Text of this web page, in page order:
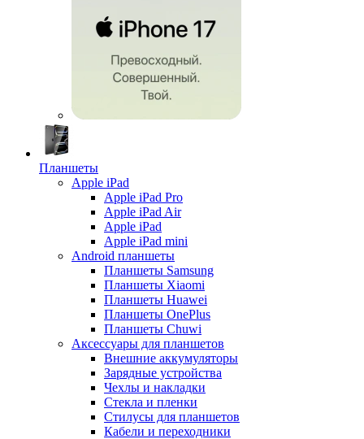
Планшеты
Apple iPad
Apple iPad Pro
Apple iPad Air
Apple iPad
Apple iPad mini
Android планшеты
Планшеты Samsung
Планшеты Xiaomi
Планшеты Huawei
Планшеты OnePlus
Планшеты Chuwi
Аксессуары для планшетов
Внешние аккумуляторы
Зарядные устройства
Чехлы и накладки
Стекла и пленки
Стилусы для планшетов
Кабели и переходники